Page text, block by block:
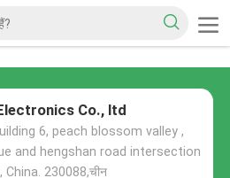
Co., ltd
6, peach blossom valley ,
and hengshan road intersection
China. 230088,चीन